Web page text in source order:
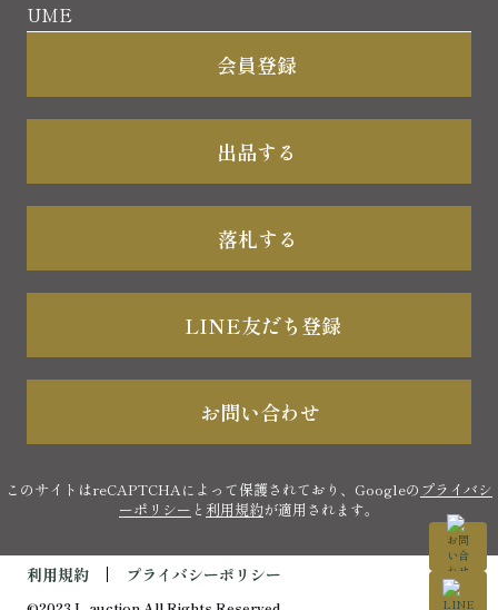
UME
会員登録
出品する
落札する
LINE友だち登録
お問い合わせ
このサイトはreCAPTCHAによって保護されており、Googleの プライバシ
ーポリシー と 利用規約が適用されます。
利用規約 プライバシーポリシー